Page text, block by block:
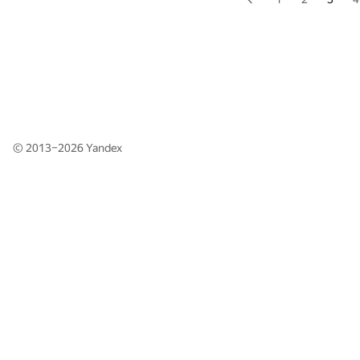
© 2013–2026Yandex